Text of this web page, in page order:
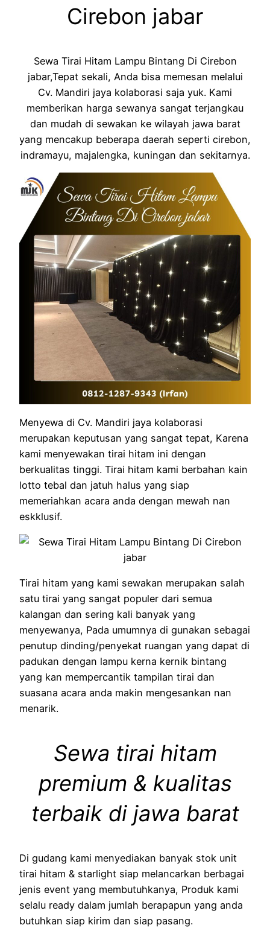
Cirebon jabar
Sewa Tirai Hitam Lampu Bintang Di Cirebon
jabar,Tepat sekali, Anda bisa memesan melalui
Cv. Mandiri jaya kolaborasi saja yuk. Kami
memberikan harga sewanya sangat terjangkau
dan mudah di sewakan ke wilayah jawa barat
yang mencakup beberapa daerah seperti cirebon,
indramayu, majalengka, kuningan dan sekitarnya.
Menyewa di Cv. Mandiri jaya kolaborasi
merupakan keputusan yang sangat tepat, Karena
kami menyewakan tirai hitam ini dengan
berkualitas tinggi. Tirai hitam kami berbahan kain
lotto tebal dan jatuh halus yang siap
memeriahkan acara anda dengan mewah nan
eskklusif.
Tirai hitam yang kami sewakan merupakan salah
satu tirai yang sangat populer dari semua
kalangan dan sering kali banyak yang
menyewanya, Pada umumnya di gunakan sebagai
penutup dinding/penyekat ruangan yang dapat di
padukan dengan lampu kerna kernik bintang
yang kan mempercantik tampilan tirai dan
suasana acara anda makin mengesankan nan
menarik.
Sewa tirai hitam
premium & kualitas
terbaik di jawa barat
Di gudang kami menyediakan banyak stok unit
tirai hitam & starlight siap melancarkan berbagai
jenis event yang membutuhkanya, Produk kami
selalu ready dalam jumlah berapapun yang anda
butuhkan siap kirim dan siap pasang.